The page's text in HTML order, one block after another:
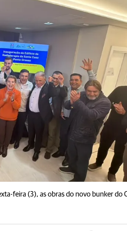
feira (3), as obras do novo bunker do